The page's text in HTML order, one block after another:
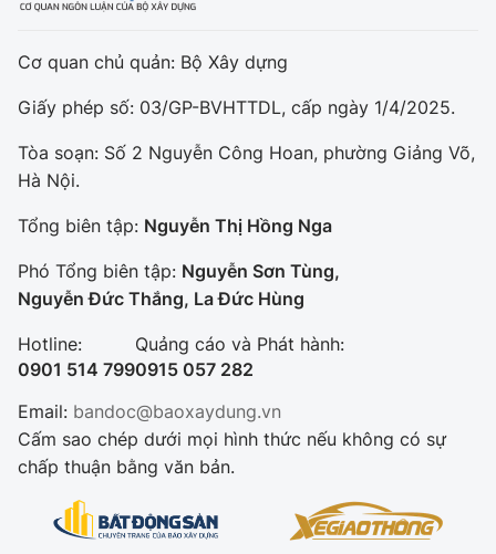
Cơ quan chủ quản: Bộ Xây dựng
Giấy phép số: 03/GP-BVHTTDL, cấp ngày 1/4/2025.
Tòa soạn: Số 2 Nguyễn Công Hoan, phường Giảng Võ,
Hà Nội.
Tổng biên tập: Nguyễn Thị Hồng Nga
Phó Tổng biên tập: Nguyễn Sơn Tùng,
Nguyễn Đức Thắng, La Đức Hùng
Hotline:
0901 514 799
Quảng cáo và Phát hành:
0915 057 282
Email: bandoc@baoxaydung.vn
Cấm sao chép dưới mọi hình thức nếu không có sự
chấp thuận bằng văn bản.